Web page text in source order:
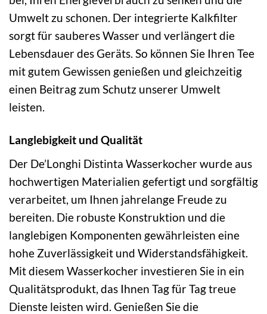
Umwelt zu schonen. Der integrierte Kalkfilter
sorgt für sauberes Wasser und verlängert die
Lebensdauer des Geräts. So können Sie Ihren Tee
mit gutem Gewissen genießen und gleichzeitig
einen Beitrag zum Schutz unserer Umwelt
leisten.
Langlebigkeit und Qualität
Der De’Longhi Distinta Wasserkocher wurde aus
hochwertigen Materialien gefertigt und sorgfältig
verarbeitet, um Ihnen jahrelange Freude zu
bereiten. Die robuste Konstruktion und die
langlebigen Komponenten gewährleisten eine
hohe Zuverlässigkeit und Widerstandsfähigkeit.
Mit diesem Wasserkocher investieren Sie in ein
Qualitätsprodukt, das Ihnen Tag für Tag treue
Dienste leisten wird. Genießen Sie die